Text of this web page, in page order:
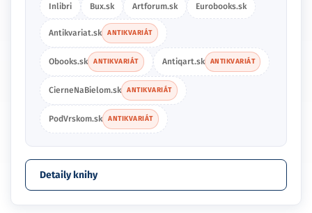
Inlibri Bux.sk Artforum.sk Eurobooks.sk
Antikvariat.sk ANTIKVARIÁT
Obooks.sk ANTIKVARIÁT Antiqart.sk ANTIKVARIÁT
CierneNaBielom.sk ANTIKVARIÁT
PodVrskom.sk ANTIKVARIÁT
Detaily knihy